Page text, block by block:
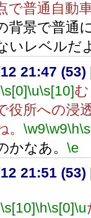
で普通自動
背景で普通
いレベルだ
21:47 (53)
\s[0]\u\s[10]
役所への浸
。 \w9\w9\h
かなあ。 \e
21:51 (53)
\s[10]\h\s[0]\u